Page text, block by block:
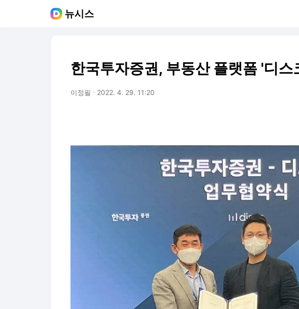
뉴시스
한국투자증권, 부동산 플랫폼 '디
이정필 2022. 4. 29. 11:20